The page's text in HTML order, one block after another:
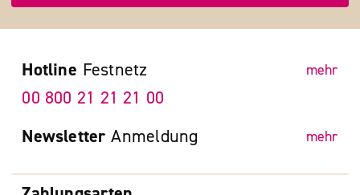
Hotline Festnetz mehr
00 800 21 21 21 00
Newsletter Anmeldung mehr